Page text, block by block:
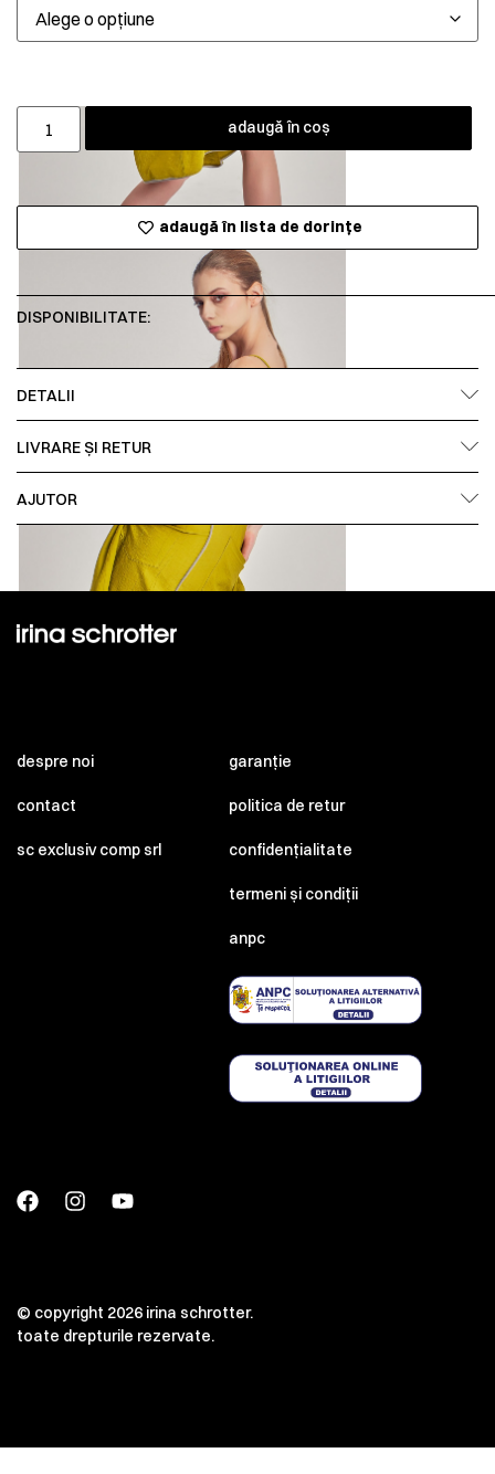
adaugă în coș
adaugă în lista de dorințe
DISPONIBILITATE:
DETALII
LIVRARE ȘI RETUR
AJUTOR
despre noi
contact
sc exclusiv comp srl
garanție
politica de retur
confidențialitate
termeni și condiții
anpc
© copyright 2026 irina schrotter.
toate drepturile rezervate.